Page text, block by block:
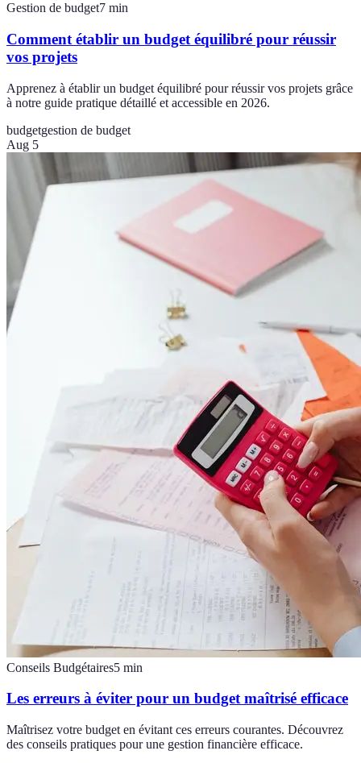
Gestion de budget7 min
Comment établir un budget équilibré pour réussir
vos projets
Apprenez à établir un budget équilibré pour réussir vos projets grâce
à notre guide pratique détaillé et accessible en 2026.
budgetgestion de budget
Aug 5
Conseils Budgétaires5 min
Les erreurs à éviter pour un budget maîtrisé efficace
Maîtrisez votre budget en évitant ces erreurs courantes. Découvrez
des conseils pratiques pour une gestion financière efficace.